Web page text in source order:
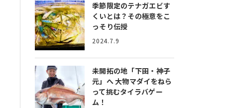
季節限定のテナガエビす
くいとは？ その極意をこ
っそり伝授
2024.7.9
未開拓の地「下田・神子
元」へ大物マダイをねら
って挑むタイラバゲー
ム！